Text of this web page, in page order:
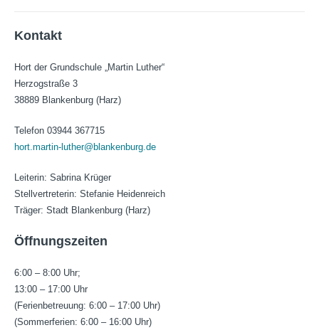
Kontakt
Hort der Grundschule „Martin Luther“
Herzogstraße 3
38889 Blankenburg (Harz)
Telefon 03944 367715
hort.martin-luther@blankenburg.de
Leiterin: Sabrina Krüger
Stellvertreterin: Stefanie Heidenreich
Träger: Stadt Blankenburg (Harz)
Öffnungszeiten
6:00 – 8:00 Uhr;
13:00 – 17:00 Uhr
(Ferienbetreuung: 6:00 – 17:00 Uhr)
(Sommerferien: 6:00 – 16:00 Uhr)